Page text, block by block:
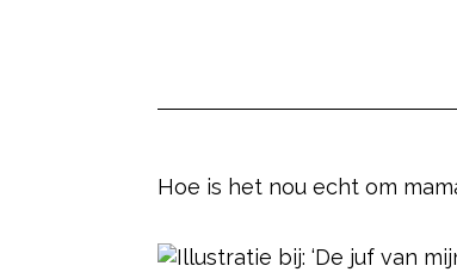
Hoe is het nou echt om